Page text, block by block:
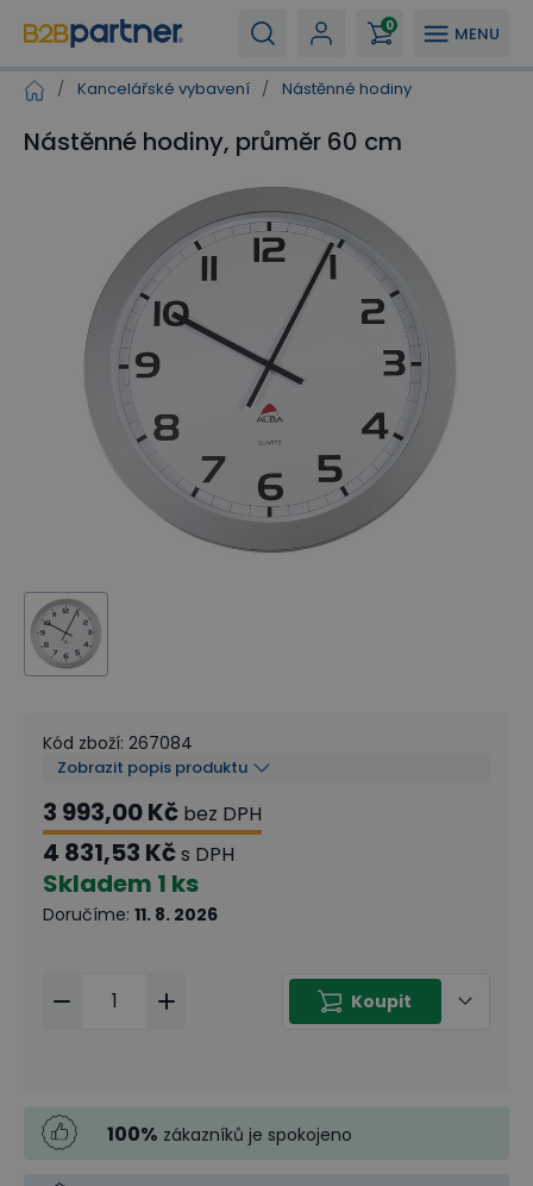
MENU
0
/ Kancelářské vybavení / Nástěnné hodiny
Nástěnné hodiny, průměr 60 cm
Kód zboží: 267084
Zobrazit popis produktu
3 993,00 Kč bez DPH
4 831,53 Kčs DPH
Skladem 1 ks
Doručíme: 11. 8. 2026
Koupit
100% zákazníků je spokojeno